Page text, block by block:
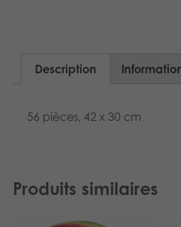
Description
56 pièces, 42 x 30 cm
Produits similaires